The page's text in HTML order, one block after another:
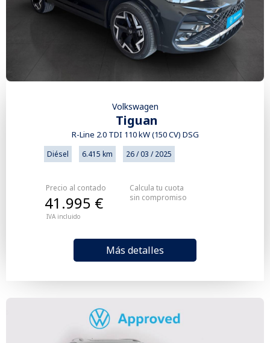
Volkswagen
Tiguan
R-Line 2.0 TDI 110 kW (150 CV) DSG
Diésel 6.415 km 26 / 03 / 2025
Precio al contado
IVA incluido
41.995 €
Más detalles
Calcula tu cuota
sin compromiso